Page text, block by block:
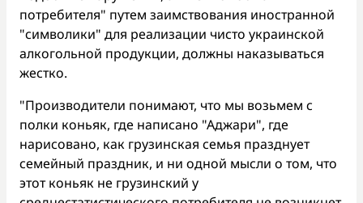
потребителя" путем заимствования иностранной
"символики" для реализации чисто украинской
алкогольной продукции, должны наказываться
жестко.
"Производители понимают, что мы возьмем с
полки коньяк, где написано "Аджари", где
нарисовано, как грузинская семья празднует
семейный праздник, и ни одной мысли о том, что
этот коньяк не грузинский у